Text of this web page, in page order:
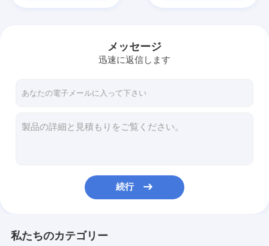
メッセージ
迅速に返信します
続行
私たちのカテゴリー